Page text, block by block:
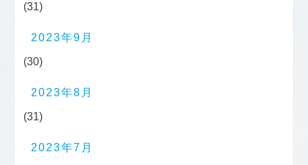
(31)
2023年9月
(30)
2023年8月
(31)
2023年7月